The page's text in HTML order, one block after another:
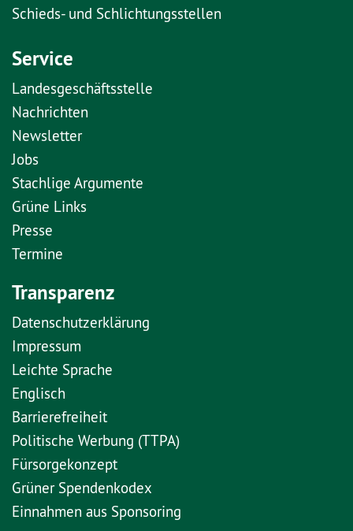
Schieds- und Schlichtungsstellen
Service
Landesgeschäftsstelle
Nachrichten
Newsletter
Jobs
Stachlige Argumente
Grüne Links
Presse
Termine
Transparenz
Datenschutzerklärung
Impressum
Leichte Sprache
Englisch
Barrierefreiheit
Politische Werbung (TTPA)
Fürsorgekonzept
Grüner Spendenkodex
Einnahmen aus Sponsoring